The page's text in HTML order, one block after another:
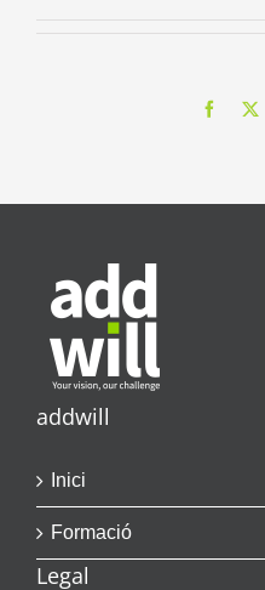
addwill
Inici
Formació
Legal